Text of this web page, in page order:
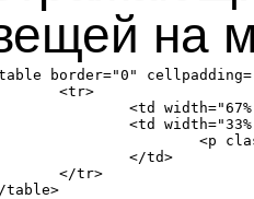
на
border="0"
<tr>
width="67%"></td>
width="33%" valign="top">
class="small_body">Content with left margin</p>
</td>
tr>
table>